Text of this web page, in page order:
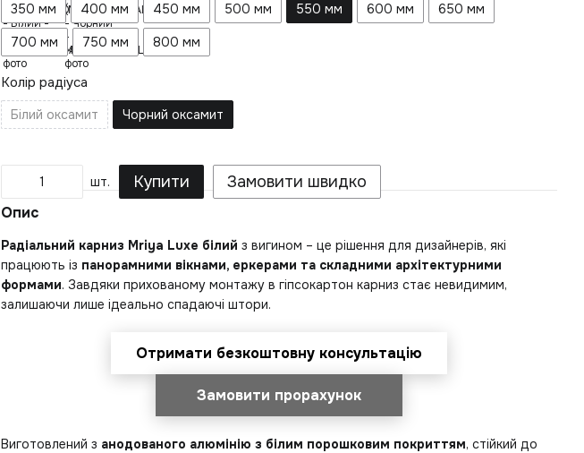
350 мм 400 мм 450 мм 500 мм 550 мм 600 мм 650 мм
700 мм 750 мм 800 мм
Колір радіуса
Білий оксамит Чорний оксамит
шт. Купити Замовити швидко
Опис
Радіальний карниз Mriya Luxe білий з вигином – це рішення для дизайнерів, які
працюють із панорамними вікнами, еркерами та складними архітектурними
формами. Завдяки прихованому монтажу в гіпсокартон карниз стає невидимим,
залишаючи лише ідеально спадаючі штори.
Отримати безкоштовну консультацію
Замовити прорахунок
Виготовлений з анодованого алюмінію з білим порошковим покриттям, стійкий до